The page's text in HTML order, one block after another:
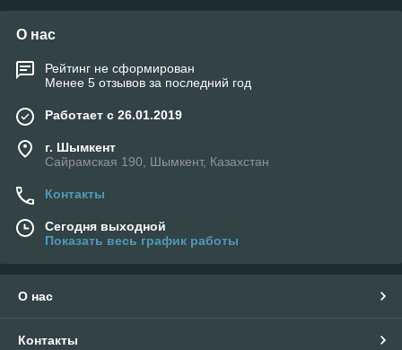
О нас
Рейтинг не сформирован
Менее 5 отзывов за последний год
Работает с 26.01.2019
г. Шымкент
Сайрамская 190, Шымкент, Казахстан
Контакты
Сегодня выходной
Показать весь график работы
О нас
Контакты